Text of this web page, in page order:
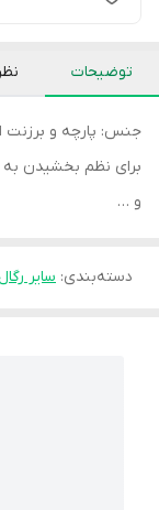
توضیحات
برای نظم بخشیدن
و …
دسته‌بندی: سایر